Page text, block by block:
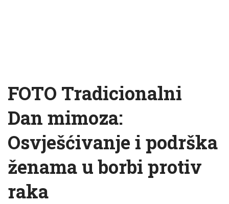
FOTO Tradicionalni
Dan mimoza:
Osvješćivanje i podrška
ženama u borbi protiv
raka